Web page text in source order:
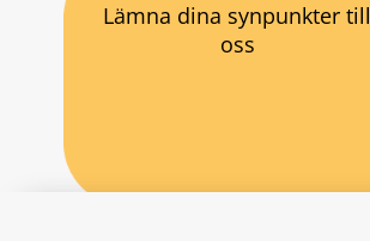
Lämna dina synpunkter till
oss